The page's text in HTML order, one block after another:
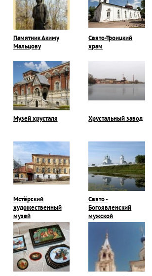
Памятник Акиму
Мальцову
Свято-Троицкий
храм
Музей хрусталя Хрустальный завод
Мстёрский
художественный
музей
Свято -
Богоявленский
мужской